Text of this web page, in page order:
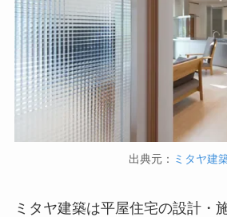
出典元： ミタヤ建
ミタヤ建築は平屋住宅の設計・